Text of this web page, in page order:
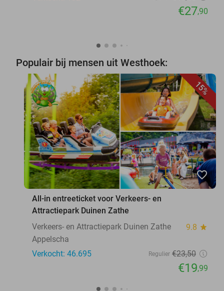
€27,90
Populair bij mensen uit Westhoek:
15%
favorite_border
All-in entreeticket voor Verkeers- en
Attractiepark Duinen Zathe
Verkeers- en Attractiepark Duinen Zathe
9.8 star
Appelscha
Verkocht: 46.695
Regulier €23,50
€19,99